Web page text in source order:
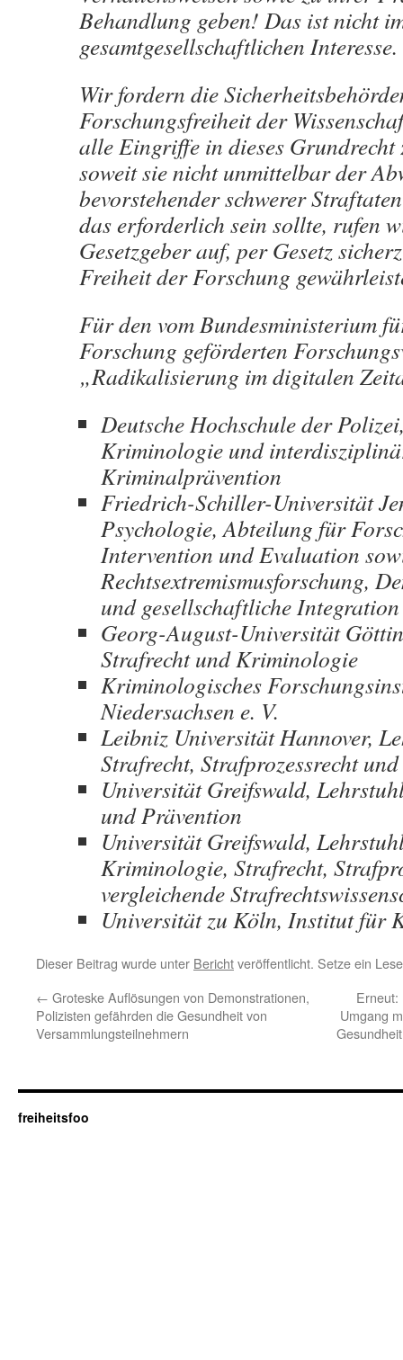
Behandlung geben! Das ist nicht
gesamtgesellschaftlichen Interesse.
Wir fordern die
Forschungsfreiheit der
alle Eingriffe in dieses Grundrecht
soweit sie nicht unmittelbar der
bevorstehender schwerer
das erforderlich sein sollte, rufen
Gesetzgeber auf, per Gesetz
Freiheit der Forschung
Für den vom Bundesministerium
Forschung geförderten
„Radikalisierung im digitalen
Deutsche Hochschule der
Kriminologie und
Kriminalprävention
Friedrich-Schiller-Universität
Psychologie, Abteilung für
Intervention und Evaluation
Rechtsextremismusforschung,
und gesellschaftliche Integration
Georg-August-Universität
Strafrecht und Kriminologie
Kriminologisches
Niedersachsen e. V.
Leibniz Universität Hannover,
Strafrecht, Strafprozessrecht
Universität Greifswald,
und Prävention
Universität Greifswald,
Kriminologie, Strafrecht,
vergleichende
Universität zu Köln, Institut für
Dieser Beitrag wurde unter Berichtveröffentlicht. Setze ein
← Groteske Auflösungen von Demonstrationen,
Polizisten gefährden die Gesundheit von
Versammlungsteilnehmern
Erneut:
Umgang
freiheitsfoo